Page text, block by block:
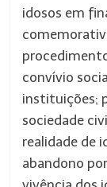
idosos em
convívio
instituições;
sociedade
realidade de
abandono